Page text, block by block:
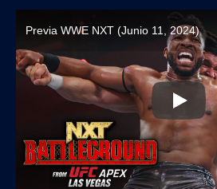
Previa WWE NXT (Junio 11, 2024)